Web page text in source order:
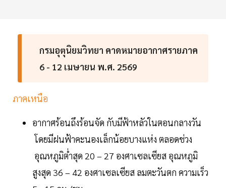
กรมอุตุนิยมวิทยา คาดหมายอากาศรายภาค
6 - 12 เมษายน พ.ศ. 2569
ภาคเหนือ
อากาศร้อนถึงร้อนจัด กับมีฟ้าหลัวในตอนกลางวัน
โดยมีฝนฟ้าคะนองเล็กน้อยบางแห่ง ตลอดช่วง
อุณหภูมิต่ำสุด 20 – 27 องศาเซลเซียส อุณหภูมิ
สูงสุด 36 – 42 องศาเซลเซียส ลมตะวันตก ความเร็ว